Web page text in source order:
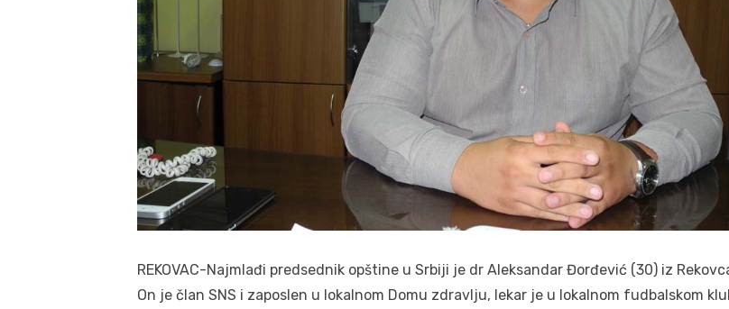
REKOVAC-Najmlađi predsednik opštine u Srbiji je dr Aleksandar Đorđević (30) iz
On je član SNS i zaposlen u lokalnom Domu zdravlju, lekar je u lokalnom fudbalskom